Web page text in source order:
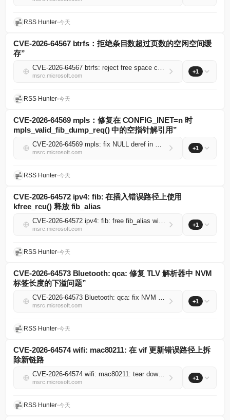
RSS Hunter•今天
CVE-2026-64567 btrfs：拒绝条目数超过页数的空闲空间缓
存”
CVE-2026-64567 btrfs: reject free space cache with more entries than pages
msrc.microsoft.com
+1
RSS Hunter•今天
CVE-2026-64569 mpls：修复在 CONFIG_INET=n 时
mpls_valid_fib_dump_req() 中的空指针解引用”
CVE-2026-64569 mpls: fix NULL deref in mpls_valid_fib_dump_req() on CONFIG_INET=n
msrc.microsoft.com
+1
RSS Hunter•今天
CVE-2026-64572 ipv4: fib: 在插入错误路径上使用
kfree_rcu() 释放 fib_alias
CVE-2026-64572 ipv4: fib: free fib_alias with kfree_rcu() on insert error path
msrc.microsoft.com
+1
RSS Hunter•今天
CVE-2026-64573 Bluetooth: qca: 修复 TLV 解析器中 NVM
标签长度的下溢问题”
CVE-2026-64573 Bluetooth: qca: fix NVM tag length underflow in TLV parser
msrc.microsoft.com
+1
RSS Hunter•今天
CVE-2026-64574 wifi: mac80211: 在 vif 更新错误路径上拆
除新链路
CVE-2026-64574 wifi: mac80211: tear down new links on vif update error path
msrc.microsoft.com
+1
RSS Hunter•今天